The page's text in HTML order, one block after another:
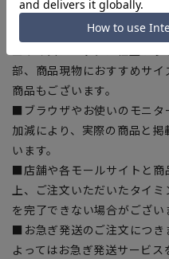
■生地や仕様・デザインに
干の誤差が生じる場合がご
部、商品現物におすすめサ
商品もございます。
■ブラウザやお使いのモニタ
加減により、実際の商品と
います。
■店舗や各モールサイトと商
上、ご注文いただいたタイ
を完了できない場合がござい
■お急ぎ発送のご注文につき
よってはお急ぎ発送サービ